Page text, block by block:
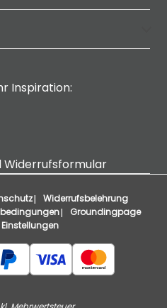
Inspiration:
Widerrufsformular
Widerrufsbelehrung
Groundingpage